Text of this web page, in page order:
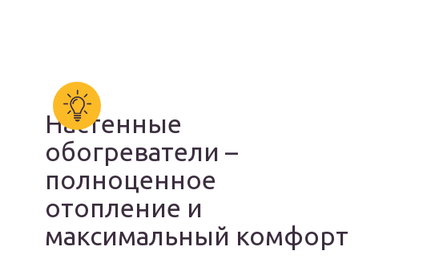
Настенные
обогреватели –
полноценное
отопление и
максимальный комфорт